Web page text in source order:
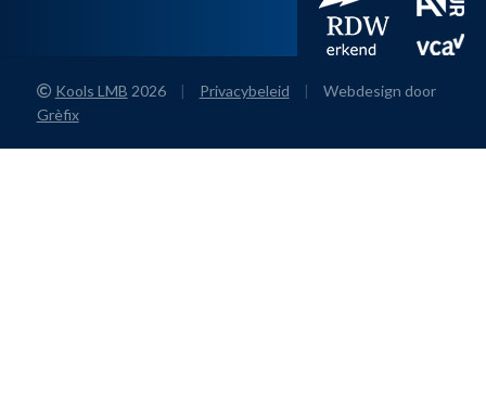
Kools LMB 2026 | Privacybeleid |
Webdesign door
Grèfix